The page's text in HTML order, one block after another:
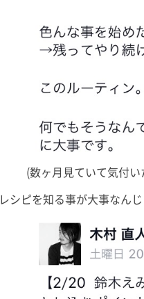
(数ヶ月見ていて気付い
レシピを知る事が大事なん